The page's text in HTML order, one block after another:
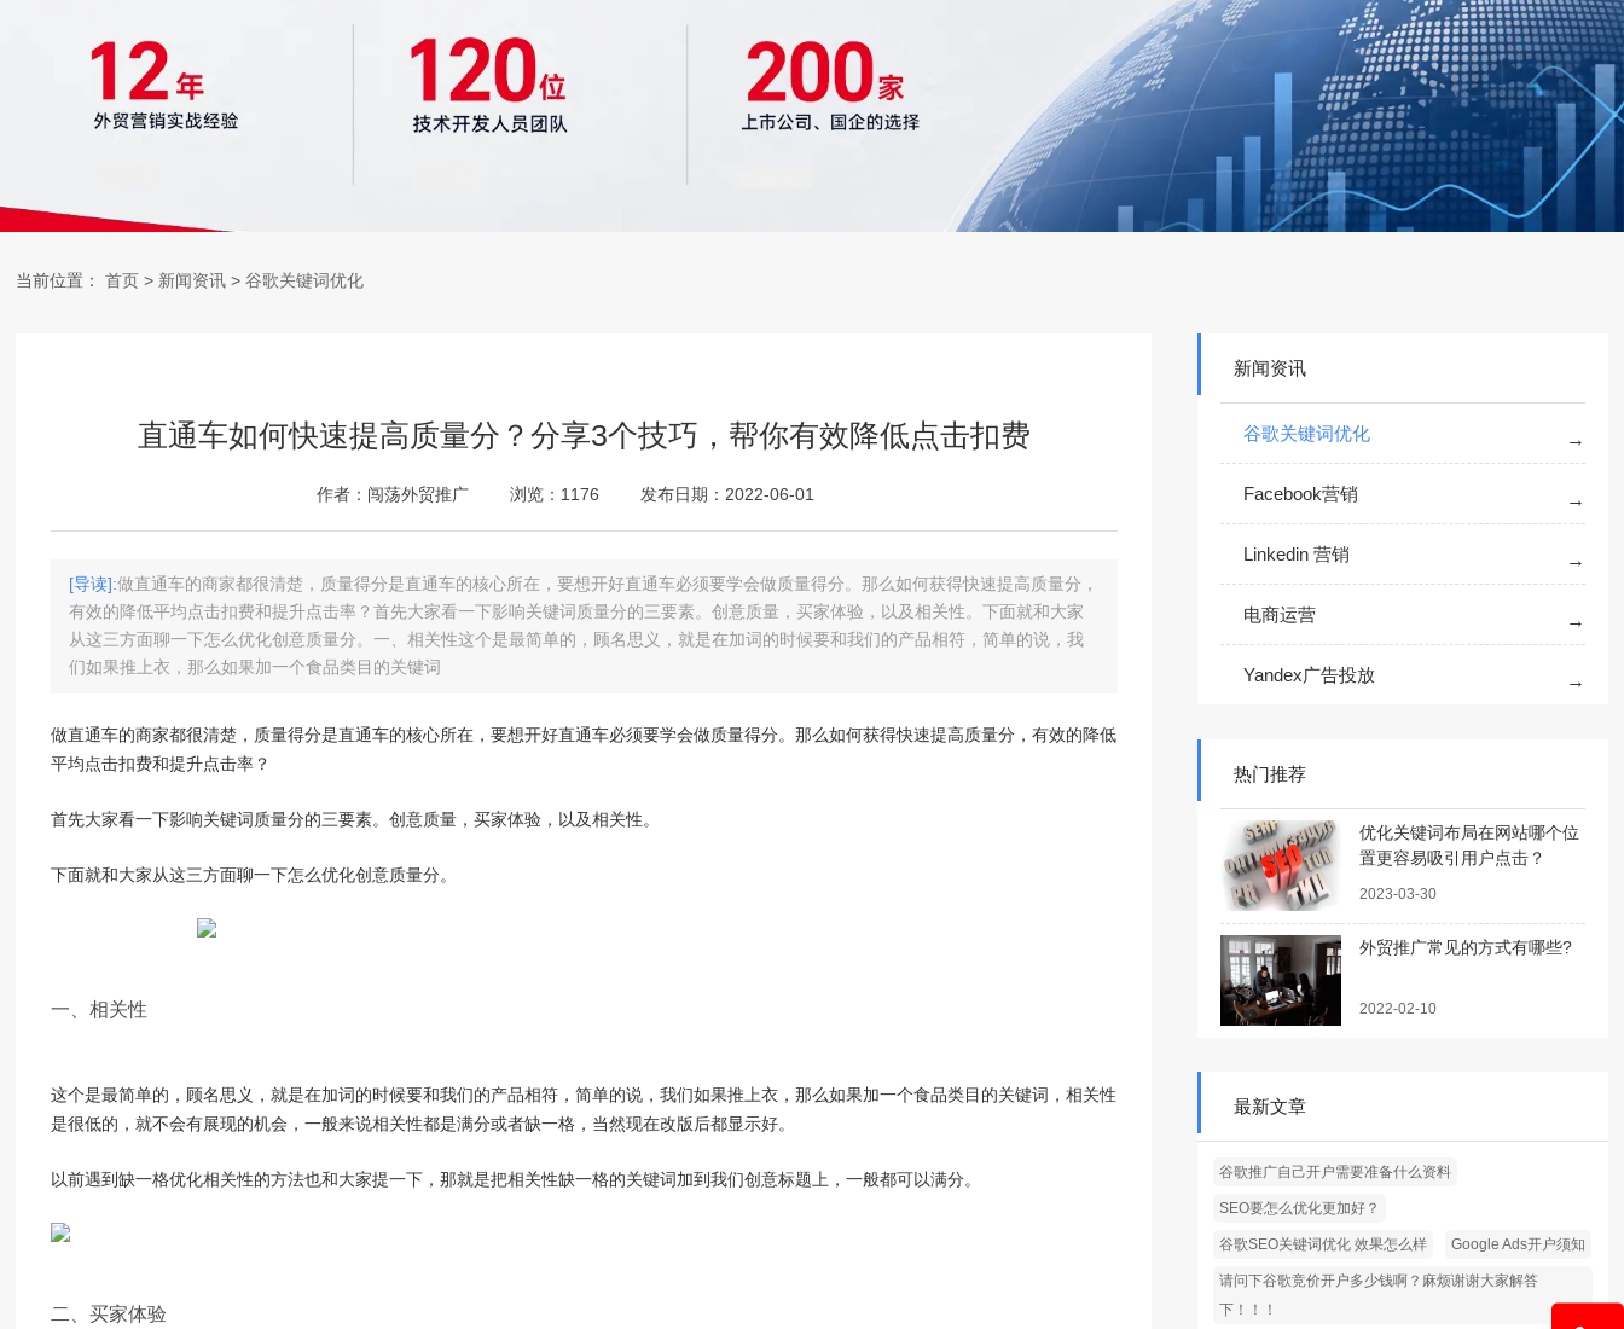
当前位置： 首页 > 新闻资讯 > 谷歌关键词优化
新闻资讯
谷歌关键词优化
Facebook营销
Linkedin 营销
电商运营
Yandex广告投放
热门推荐
优化关键词布局在网站哪个位
置更容易吸引用户点击？
2023-03-30
外贸推广常见的方式有哪些?
2022-02-10
最新文章
谷歌推广自己开户需要准备什么资料
SEO要怎么优化更加好？
谷歌SEO关键词优化 效果怎么样 Google Ads开户须知
请问下谷歌竞价开户多少钱啊？麻烦谢谢大家解答
下！！！
直通车如何快速提高质量分？分享3个技巧，帮你有效降低点击扣费
作者：闯荡外贸推广 浏览： 1176 发布日期：2022-06-01
[导读]:做直通车的商家都很清楚，质量得分是直通车的核心所在，要想开好直通车必须要学会做质量得分。那么如何获得快速提高质量分，
有效的降低平均点击扣费和提升点击率？首先大家看一下影响关键词质量分的三要素。创意质量，买家体验，以及相关性。下面就和大家
从这三方面聊一下怎么优化创意质量分。一、相关性这个是最简单的，顾名思义，就是在加词的时候要和我们的产品相符，简单的说，我
们如果推上衣，那么如果加一个食品类目的关键词
做直通车的商家都很清楚，质量得分是直通车的核心所在，要想开好直通车必须要学会做质量得分。那么如何获得快速提高质量分，有效的降低
平均点击扣费和提升点击率？
首先大家看一下影响关键词质量分的三要素。创意质量，买家体验，以及相关性。
下面就和大家从这三方面聊一下怎么优化创意质量分。
一、相关性
这个是最简单的，顾名思义，就是在加词的时候要和我们的产品相符，简单的说，我们如果推上衣，那么如果加一个食品类目的关键词，相关性
是很低的，就不会有展现的机会，一般来说相关性都是满分或者缺一格，当然现在改版后都显示好。
以前遇到缺一格优化相关性的方法也和大家提一下，那就是把相关性缺一格的关键词加到我们创意标题上，一般都可以满分。
二、买家体验